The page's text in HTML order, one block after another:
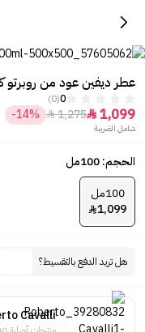
عطر ديفين عود من روبرتو
0
(0)
1,099

1,275

-14%
شامل الضريبة
الحجم: 100مل
100مل
1,099

هل تريد الدفع بالتقسيط؟
Cavalli